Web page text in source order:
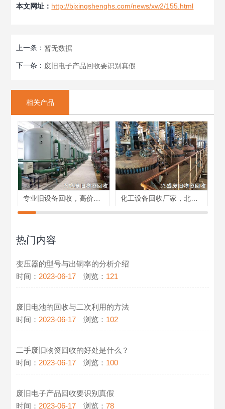
本文网址： http://bjxingshenghs.com/news/xw2/155.html
上一条：暂无数据
下一条： 废旧电子产品回收要识别真假
相关产品
热门内容
变压器的型号与出铜率的分析介绍
时间： 2023-06-17 浏览： 121
废旧电池的回收与二次利用的方法
时间： 2023-06-17 浏览： 102
二手废旧物资回收的好处是什么？
时间： 2023-06-17 浏览： 100
废旧电子产品回收要识别真假
时间： 2023-06-17 浏览：78